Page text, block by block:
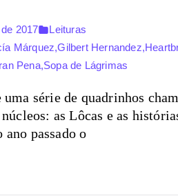
2017
Leituras
Márquez,Gilbert Hernandez,
Pena,Sopa de Lágrimas
série de quadrinhos
as Lôcas e as
ano passado o